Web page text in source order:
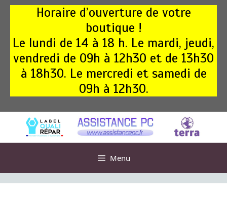
Aller
Horaire d’ouverture de votre
boutique !
Le lundi de 14 à 18 h. Le mardi, jeudi,
vendredi de 09h à 12h30 et de 13h30
à 18h30. Le mercredi et samedi de
09h à 12h30.
Menu